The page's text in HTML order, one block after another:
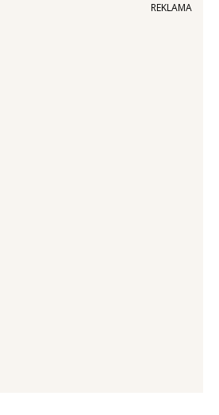
REKLAMA